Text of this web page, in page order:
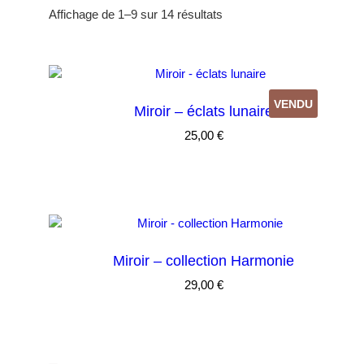
Affichage de 1–9 sur 14 résultats
récent
plus
ancien
VENDU
Miroir – éclats lunaire
25,00 €
Miroir – collection Harmonie
29,00 €